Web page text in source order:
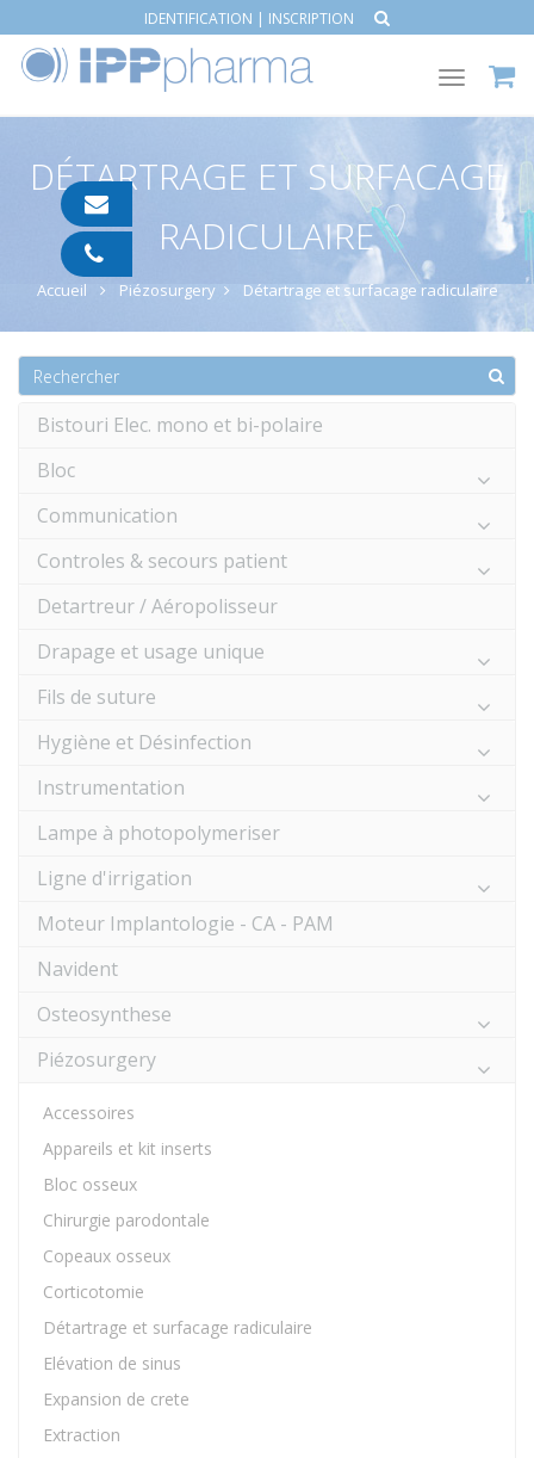
IDENTIFICATION | INSCRIPTION
Toggle
DÉTARTRAGE ET SURFACAGE
RADICULAIRE
Accueil Piézosurgery Détartrage et surfacage radiculaire
Bistouri Elec. mono et bi-polaire
Bloc
Communication
Controles & secours patient
Detartreur / Aéropolisseur
Drapage et usage unique
Fils de suture
Hygiène et Désinfection
Instrumentation
Lampe à photopolymeriser
Ligne d'irrigation
Moteur Implantologie - CA - PAM
Navident
Osteosynthese
Piézosurgery
Accessoires
Appareils et kit inserts
Bloc osseux
Chirurgie parodontale
Copeaux osseux
Corticotomie
Détartrage et surfacage radiculaire
Elévation de sinus
Expansion de crete
Extraction
pharma.com
91
05